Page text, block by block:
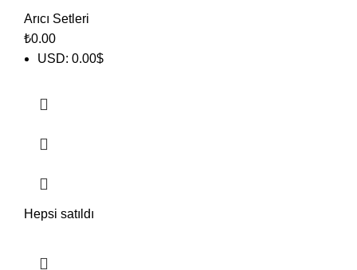
Arıcı Setleri
₺0.00
USD: 0.00$
Hepsi satıldı